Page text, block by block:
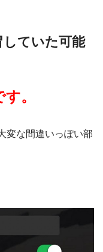
していた可能
。
変な間違いっぽい部